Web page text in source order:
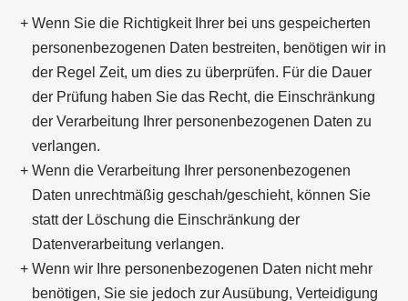
Wenn Sie die Richtigkeit Ihrer bei uns gespeicherten
personenbezogenen Daten bestreiten, benötigen wir in
der Regel Zeit, um dies zu überprüfen. Für die Dauer
der Prüfung haben Sie das Recht, die Einschränkung
der Verarbeitung Ihrer personenbezogenen Daten zu
verlangen.
Wenn die Verarbeitung Ihrer personenbezogenen
Daten unrechtmäßig geschah/geschieht, können Sie
statt der Löschung die Einschränkung der
Datenverarbeitung verlangen.
Wenn wir Ihre personenbezogenen Daten nicht mehr
benötigen, Sie sie jedoch zur Ausübung, Verteidigung